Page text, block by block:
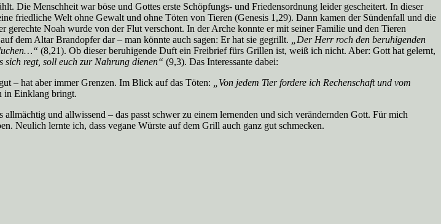
Die Menschheit war böse und Gottes erste Schöpfungs- und Friedensordnung leider gescheitert. In dieser
friedliche Welt ohne Gewalt und ohne Töten von Tieren (Genesis 1,29). Dann kamen der Sündenfall und die
Noah wurde von der Flut verschont. In der Arche konnte er mit seiner Familie und den Tieren
dem Altar Brandopfer dar – man könnte auch sagen: Er hat sie gegrillt.
„Der Herr roch den beruhigenden
(8,21). Ob dieser beruhigende Duft ein Freibrief fürs Grillen ist, weiß ich nicht. Aber: Gott hat gelernt,
sich regt, soll euch zur Nahrung dienen“ (9,3). Das Interessante dabei:
– hat aber immer Grenzen. Im Blick auf das Töten:
„Von jedem Tier fordere ich Rechenschaft und vom
in Einklang bringt.
und allwissend – das passt schwer zu einem lernenden und sich verändernden Gott. Für mich
Neulich lernte ich, dass vegane Würste auf dem Grill auch ganz gut schmecken.